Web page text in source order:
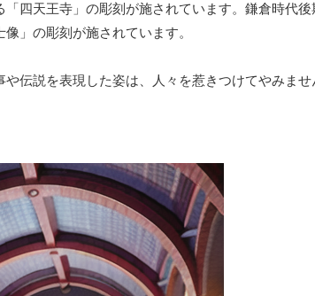
四天王寺」の彫刻が施されています。鎌倉時代
」の彫刻が施されています。
伝説を表現した姿は、人々を惹きつけてやみませ